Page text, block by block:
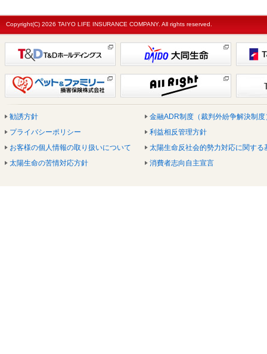
Copyright(C) 2026 TAIYO LIFE INSURANCE COMPANY. All rights reserved.
勧誘方針
プライバシーポリシー
お客様の個人情報の取り扱いについて
太陽生命の苦情対応方針
金融ADR制度（裁判外紛争解決制度
利益相反管理方針
太陽生命反社会的勢力対応に関する
消費者志向自主宣言